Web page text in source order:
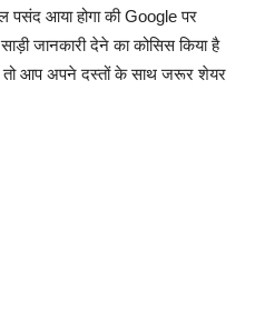
पसंद आया होगा की Google पर
जानकारी देने का कोसिस किया है
आप अपने दस्तों के साथ जरूर शेयर